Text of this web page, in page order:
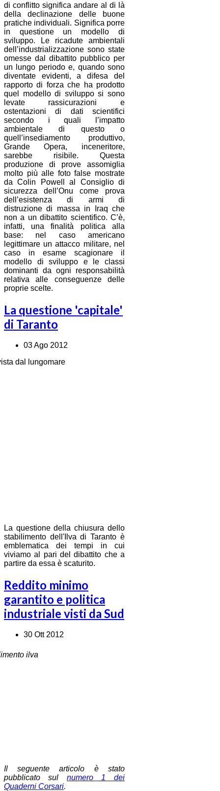
di conflitto significa andare al di là
della declinazione delle buone
pratiche individuali. Significa porre
in questione un modello di
sviluppo. Le ricadute ambientali
dell’industrializzazione sono state
omesse dal dibattito pubblico per
un lungo periodo e, quando sono
diventate evidenti, a difesa del
rapporto di forza che ha prodotto
quel modello di sviluppo si sono
levate rassicurazioni e
ostentazioni di dati scientifici
secondo i quali l’impatto
ambientale di questo o
quell’insediamento produttivo,
Grande Opera, inceneritore,
sarebbe risibile. Questa
produzione di prove assomiglia
molto più alle foto false mostrate
da Colin Powell al Consiglio di
sicurezza dell’Onu come prova
dell’esistenza di armi di
distruzione di massa in Iraq che
non a un dibattito scientifico. C’è,
infatti, una finalità politica alla
base: nel caso americano
legittimare un attacco militare, nel
caso in esame scagionare il
modello di sviluppo e le classi
dominanti da ogni responsabilità
relativa alle conseguenze delle
proprie scelte.
La questione 'capitale'
di Taranto
03 Ago 2012
La questione della chiusura dello
stabilimento dell'Ilva di Taranto è
emblematica dei tempi in cui
viviamo al pari del dibattito che a
partire da essa è scaturito.
Reddito minimo
garantito e politica
industriale visti da Sud
30 Ott 2012
Il seguente articolo è stato
pubblicato sul numero 1 dei
Quaderni Corsari.